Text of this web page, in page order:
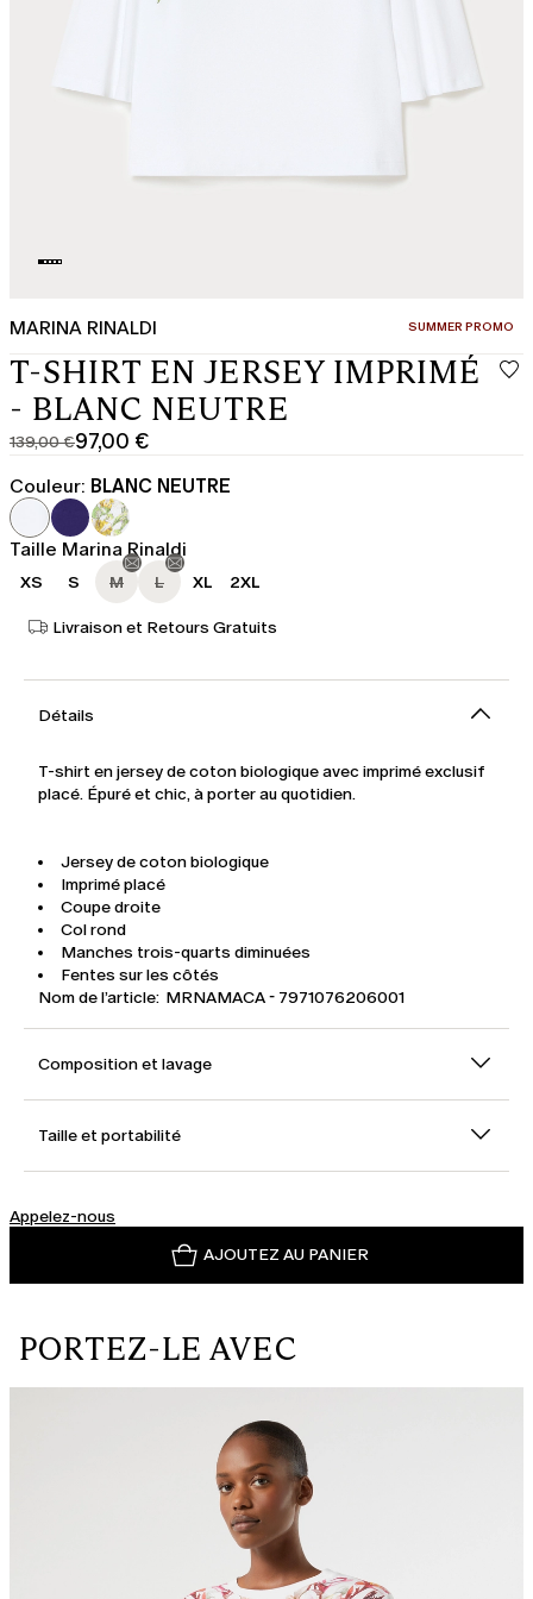
MARINA RINALDI CATÉGORIE:
SUMMER PROMO
T-SHIRT EN JERSEY IMPRIMÉ
- BLANC NEUTRE
139,00 €
Prix
original
139,00
€
97,00 €
Prix
actuel
97,00
€
Couleur: BLANC NEUTRE
Taille Marina Rinaldi
XS S M L XL 2XL
Livraison et Retours Gratuits
Détails
T-shirt en jersey de coton biologique avec imprimé exclusif
placé. Épuré et chic, à porter au quotidien.
Jersey de coton biologique
Imprimé placé
Coupe droite
Col rond
Manches trois-quarts diminuées
Fentes sur les côtés
Nom de l’article: MRNAMACA - 7971076206001
Composition et lavage
Taille et portabilité
Appelez-nous
AJOUTEZ AU PANIER
PORTEZ-LE AVEC